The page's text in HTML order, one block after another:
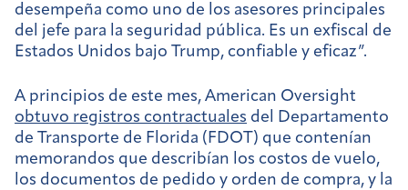
desempeña como uno de los asesores principales
del jefe para la seguridad pública. Es un exfiscal de
Estados Unidos bajo Trump, confiable y eficaz”.
A principios de este mes, American Oversight
obtuvo registros contractuales del Departamento
de Transporte de Florida (FDOT) que contenían
memorandos que describían los costos de vuelo,
los documentos de pedido y orden de compra, y la